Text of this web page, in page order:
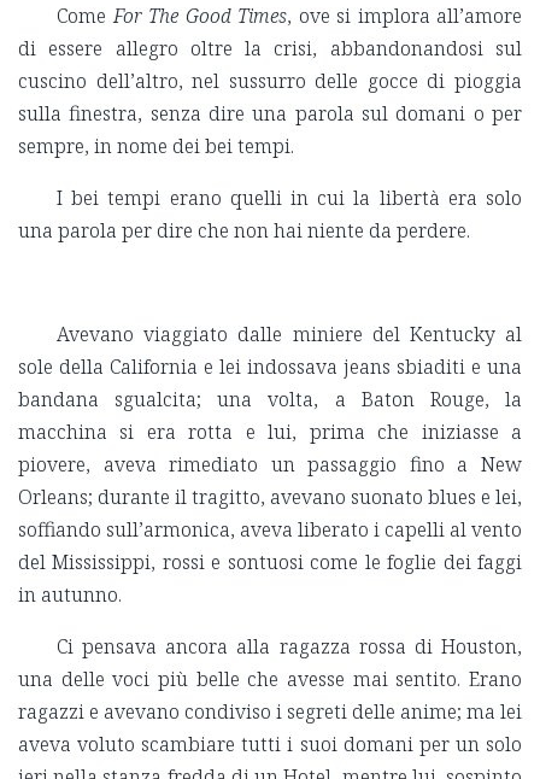
ComeFor The Good Times, ove si implora all’amore
di essere allegro oltre la crisi, abbandonandosi sul
cuscino dell’altro, nel sussurro delle gocce di pioggia
sulla finestra, senza dire una parola sul domani o per
sempre, in nome dei bei tempi.
I bei tempi erano quelli in cui la libertà era solo
una parola per dire che non hai niente da perdere.
Avevano viaggiato dalle miniere del Kentucky al
sole della California e lei indossava jeans sbiaditi e una
bandana sgualcita; una volta, a Baton Rouge, la
macchina si era rotta e lui, prima che iniziasse a
piovere, aveva rimediato un passaggio fino a New
Orleans; durante il tragitto, avevano suonato blues e lei,
soffiando sull’armonica, aveva liberato i capelli al vento
del Mississippi, rossi e sontuosi come le foglie dei faggi
in autunno.
Ci pensava ancora alla ragazza rossa di Houston,
una delle voci più belle che avesse mai sentito. Erano
ragazzi e avevano condiviso i segreti delle anime; ma lei
aveva voluto scambiare tutti i suoi domani per un solo